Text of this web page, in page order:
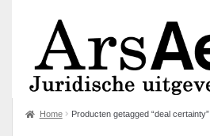
Home Producten getagged “deal certainty”